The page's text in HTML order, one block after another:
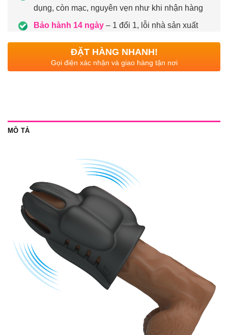
dụng, còn mạc, nguyên vẹn như khi nhận hàng
Bảo hành 14 ngày– 1 đổi 1, lỗi nhà sản xuất
ĐẶT HÀNG NHANH!
Gọi điện xác nhận và giao hàng tận nơi
MÔ TẢ